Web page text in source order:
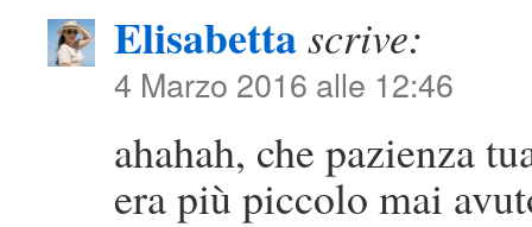
Elisabettascrive:
4 Marzo 2016 alle 12:46
ahahah, che pazienza
era più piccolo mai